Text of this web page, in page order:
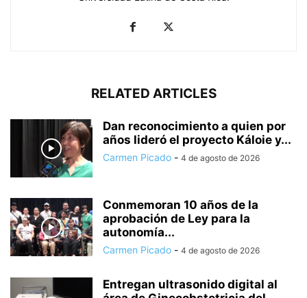
RELATED ARTICLES
Dan reconocimiento a quien por
años lideró el proyecto Káloie y...
Carmen Picado - 4 de agosto de 2026
Conmemoran 10 años de la
aprobación de Ley para la
autonomía...
Carmen Picado - 4 de agosto de 2026
Entregan ultrasonido digital al